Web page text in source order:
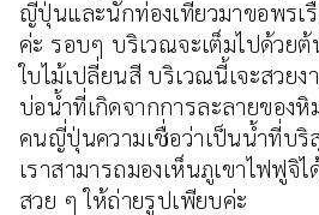
ญี่ปุ่นและนักท่องเที่ยวมาขอพรเ
ค่ะ รอบๆ บริเวณจะเต็มไปด้วย
ใบไม้เปลี่ยนสี บริเวณนี้เจะสวย
บ่อน้ำที่เกิดจากการละลายของ
คนญี่ปุ่นความเชื่อว่าเป็นน้ำที่บริ
เราสามารถมองเห็นภูเขาไฟฟูจิ
สวย ๆ ให้ถ่ายรูปเพียบค่ะ